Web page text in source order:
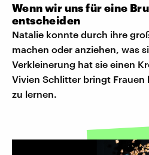
Wenn wir uns für eine
entscheiden
Natalie konnte durch ihre
machen oder anziehen, was
Verkleinerung hat sie einen
Vivien Schlitter bringt Frauen
zu lernen.